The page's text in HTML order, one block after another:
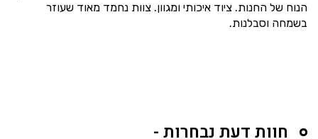
הנוח של החנות. ציוד איכותי ומגוון. צוות נחמד מאוד שעוזר
בשמחה וסבלנות.
חוות דעת נבחרות -